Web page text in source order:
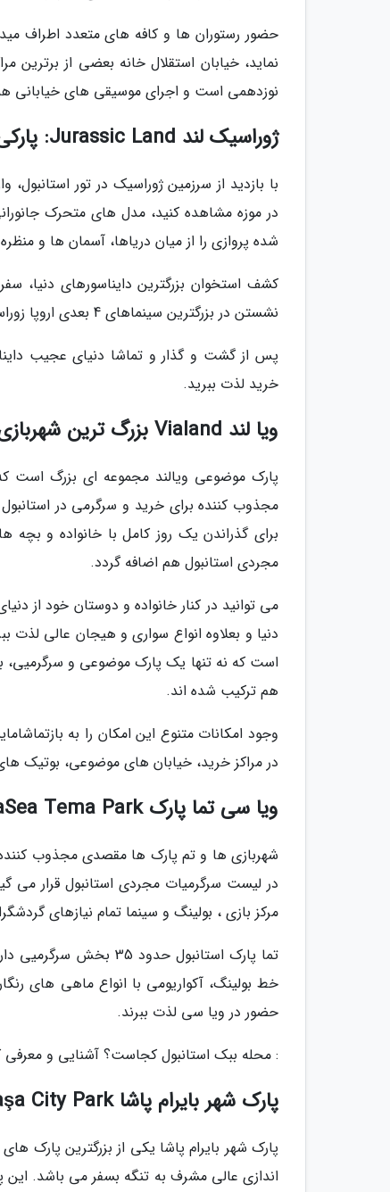
حضور رستوران ها و کافه های متعدد اطراف
نماید، خیابان استقلال خانه بعضی از
نوزدهمی است و اجرای موسیقی های خیابانی
ژوراسیک لند Jurassic Land: پارکی از دایناسورها
با بازدید از سرزمین ژوراسیک در تور
شده پروازی را از میان دریاها، آسمان ها و
کشف استخوان بزرگترین دایناسورهای دنیا،
نشستن در بزرگترین سینماهای 4 بعدی اروپا زوراسیک لند را در میان لیست نفریحات مجردی استانبول قرار می دهند.
پس از گشت و گذار و تماشا دنیای عجیب
خرید لذت ببرید.
ویا لند Vialand بزرگ ترین شهربازی استانبول
پارک موضوعی ویالند مجموعه ای بزرگ است
مجذوب کننده برای خرید و سرگرمی در
برای گذراندن یک روز کامل با خانواده و
مجردی استانبول هم اضافه گردد.
می توانید در کنار خانواده و دوستان خود از
است که نه تنها یک پارک موضوعی و سرگرمیی،
هم ترکیب شده اند.
وجود امکانات متنوع این امکان را به
در مراکز خرید، خیابان های موضوعی، بوتیک
ویا سی تما پارک ViaSea Tema Park
شهربازی ها و تم پارک ها مقصدی مجذوب
مرکز بازی ، بولینگ و سینما تمام نیازهای
خط بولینگ، آکواریومی با انواع ماهی های
حضور در ویا سی لذت ببرند.
: محله ببک استانبول کجاست؟ آشنایی و معرفی
پارک شهر بایرام پاشا Bayrampaşa City Park
پارک شهر بایرام پاشا یکی از بزرگترین پارک
اندازی عالی مشرف به تنگه بسفر می باشد.